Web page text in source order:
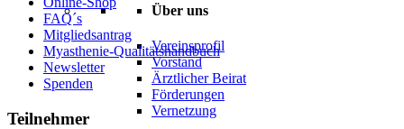
Über uns
Vereinsprofil
Vorstand
Ärztlicher Beirat
Förderungen
Vernetzung
FAQ´s
Mitgliedsantrag
Myasthenie-Qualitätshandbuch
Newsletter
Spenden
Teilnehmer